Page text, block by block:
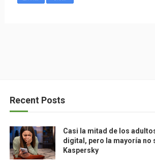
Recent Posts
Casi la mitad de los
digital, pero la mayoría no
Kaspersky